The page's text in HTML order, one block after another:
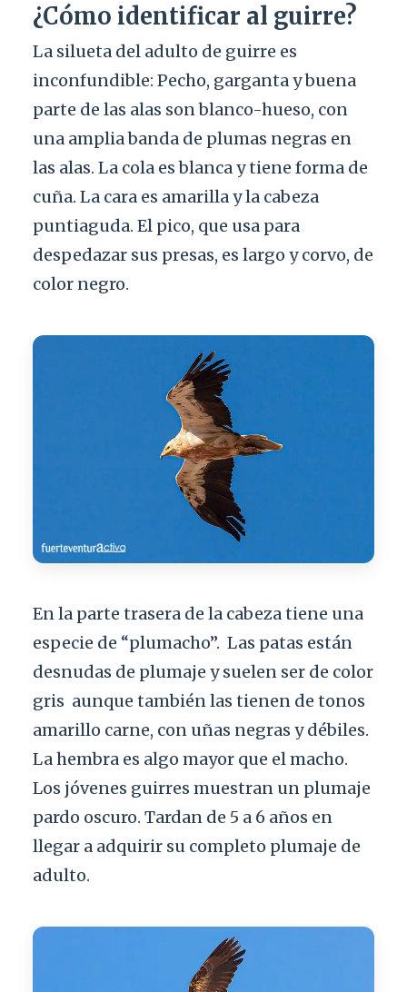
¿Cómo identificar al guirre?
La silueta del adulto de guirre es
inconfundible: Pecho, garganta y buena
parte de las alas son blanco-hueso, con
una amplia banda de plumas negras en
las alas. La cola es blanca y tiene forma de
cuña. La cara es amarilla y la cabeza
puntiaguda. El pico, que usa para
despedazar sus presas, es largo y corvo, de
color negro.
En la parte trasera de la cabeza tiene una
especie de “plumacho”. Las patas están
desnudas de plumaje y suelen ser de color
gris aunque también las tienen de tonos
amarillo carne, con uñas negras y débiles.
La hembra es algo mayor que el macho.
Los jóvenes guirres muestran un plumaje
pardo oscuro. Tardan de 5 a 6 años en
llegar a adquirir su completo plumaje de
adulto.